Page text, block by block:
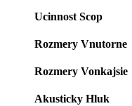
Ucinnost Scop
Rozmery Vnutorne
Rozmery Vonkajsie
Akusticky Hluk